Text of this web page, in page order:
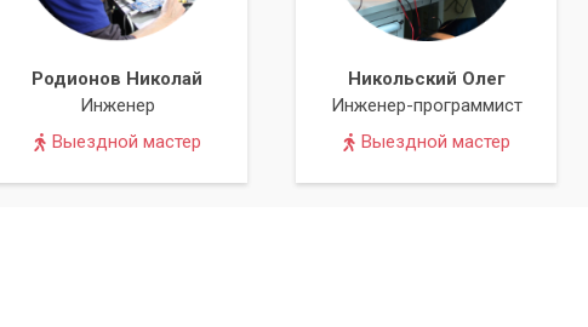
одни и те же ресурсы, что приводит к конфликтам
Родионов Николай
Инженер
Выездной мастер
Никольский Олег
Инженер-программист
Выездной мастер